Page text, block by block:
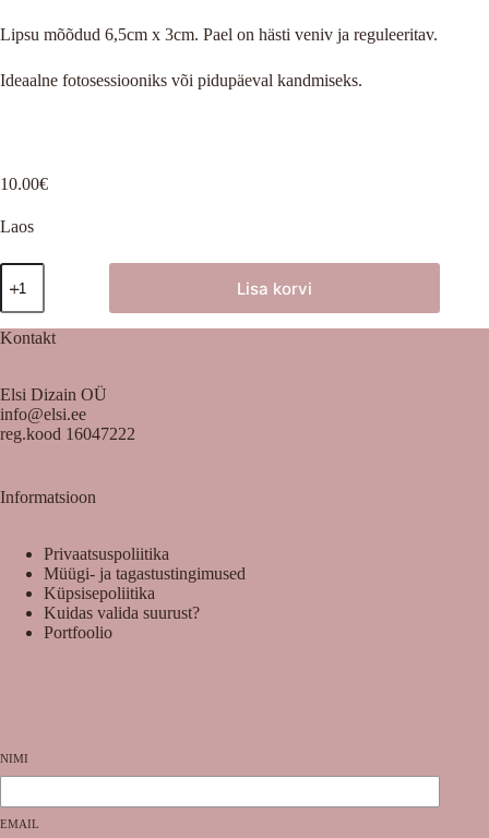
Lipsu mõõdud 6,5cm x 3cm. Pael on hästi veniv ja reguleeritav.
Ideaalne fotosessiooniks või pidupäeval kandmiseks.
10.00€
Laos
Poiste
kikilips
kogus
Lisa korvi
Kontakt
Elsi Dizain OÜ
info@elsi.ee
reg.kood 16047222
Informatsioon
Privaatsuspoliitika
Müügi- ja tagastustingimused
Küpsisepoliitika
Kuidas valida suurust?
Portfoolio
NIMI
EMAIL